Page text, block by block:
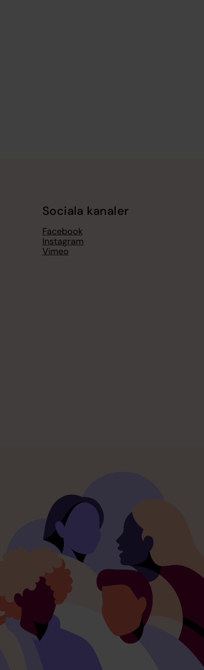
Sociala kanaler
Facebook
Instagram
Vimeo